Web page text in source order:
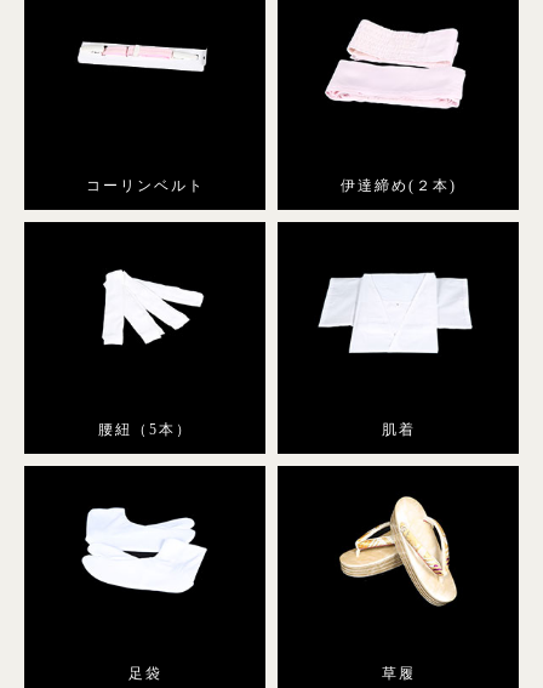
コーリンベルト 伊達締め(２本)
腰紐（5本） 肌着
足袋 草履